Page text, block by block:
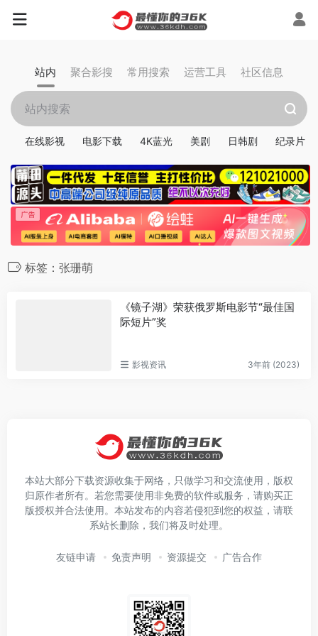
站内 聚合影搜 常用搜索 运营工具 社区信息
在线影视 电影下载 4K蓝光 美剧 日韩剧 纪录片
标签：张珊萌
《镜子湖》荣获俄罗斯电影节“最佳国
际短片”奖
影视资讯 3年前 (2023)
本站大部分下载资源收集于网络，只做学习和交流使用，版权
归原作者所有。若您需要使用非免费的软件或服务，请购买正
版授权并合法使用。本站发布的内容若侵犯到您的权益，请联
系站长删除，我们将及时处理。
友链申请 免责声明 资源提交 广告合作